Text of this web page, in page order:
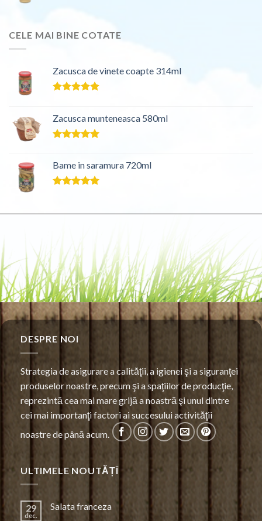
CELE MAI BINE COTATE
Zacusca de vinete coapte 314ml
Zacusca munteneasca 580ml
Bame in saramura 720ml
DESPRE NOI
Strategia de asigurare a calităţii, a igienei şi a siguranţei
produselor noastre, precum şi a spaţiilor de producţie,
reprezintă cea mai mare grijă a noastră şi unul dintre
cei mai importanţi factori ai succesului activităţii
noastre de până acum.
ULTIMELE NOUTĂȚÎ
29
dec.
Salata franceza